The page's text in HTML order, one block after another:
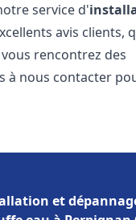
service d'
avis clients,
rencontrez des
à nous contacter
et